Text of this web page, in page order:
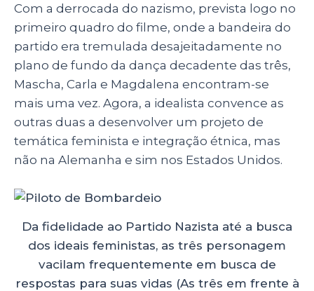
Com a derrocada do nazismo, prevista logo no
primeiro quadro do filme, onde a bandeira do
partido era tremulada desajeitadamente no
plano de fundo da dança decadente das três,
Mascha, Carla e Magdalena encontram-se
mais uma vez. Agora, a idealista convence as
outras duas a desenvolver um projeto de
temática feminista e integração étnica, mas
não na Alemanha e sim nos Estados Unidos.
Da fidelidade ao Partido Nazista até a busca
dos ideais feministas, as três personagem
vacilam frequentemente em busca de
respostas para suas vidas (As três em frente à